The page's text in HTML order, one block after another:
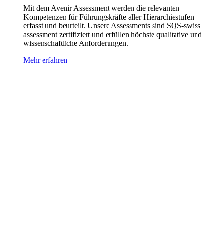
Mit dem Avenir Assessment werden die relevanten
Kompetenzen für Führungskräfte aller Hierarchiestufen
erfasst und beurteilt. Unsere Assessments sind SQS-swiss
assessment zertifiziert und erfüllen höchste qualitative und
wissenschaftliche Anforderungen.
Mehr erfahren